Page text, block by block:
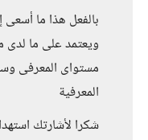
بالفعل هذا ما
ويعتمد على ما
مستواى المعرفى
المعرفية
شكرا لأشارتك